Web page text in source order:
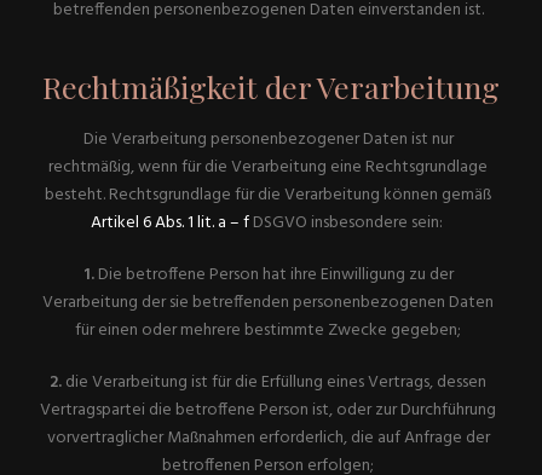
betreffenden personenbezogenen Daten einverstanden ist.
Rechtmäßigkeit der Verarbeitung
Die Verarbeitung personenbezogener Daten ist nur
rechtmäßig, wenn für die Verarbeitung eine Rechtsgrundlage
besteht. Rechtsgrundlage für die Verarbeitung können gemäß
Artikel 6 Abs. 1 lit. a – fDSGVO insbesondere sein:
1.Die betroffene Person hat ihre Einwilligung zu der
Verarbeitung der sie betreffenden personenbezogenen Daten
für einen oder mehrere bestimmte Zwecke gegeben;
2.die Verarbeitung ist für die Erfüllung eines Vertrags, dessen
Vertragspartei die betroffene Person ist, oder zur Durchführung
vorvertraglicher Maßnahmen erforderlich, die auf Anfrage der
betroffenen Person erfolgen;